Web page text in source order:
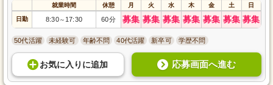
就業時間 休憩 月 火 水 木 金 土 日
日勤 8:30～ 17:30 60分 募集 募集 募集 募集 募集 募集 募集
50代活躍 未経験可 年齢不問 40代活躍 新卒可 学歴不問
お気に入り に追加 応募画面へ進む